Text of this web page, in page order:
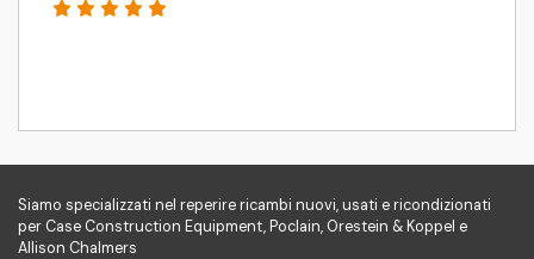
Siamo specializzati nel reperire ricambi nuovi, usati e ricondizionati
per Case Construction Equipment, Poclain, Orestein & Koppel e
Allison Chalmers